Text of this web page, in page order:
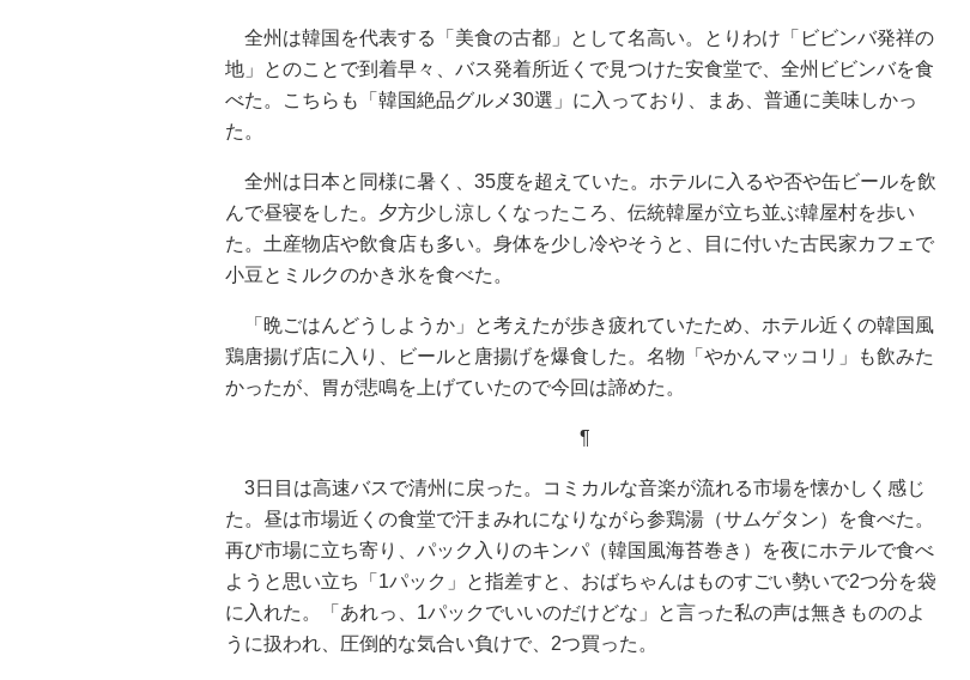
全州は韓国を代表する「美食の古都」として名高い。とりわけ「ビビンバ発祥の
地」とのことで到着早々、バス発着所近くで見つけた安食堂で、全州ビビンバを食
べた。こちらも「韓国絶品グルメ30選」に入っており、まあ、普通に美味しかっ
た。
全州は日本と同様に暑く、35度を超えていた。ホテルに入るや否や缶ビールを飲
んで昼寝をした。夕方少し涼しくなったころ、伝統韓屋が立ち並ぶ韓屋村を歩い
た。土産物店や飲食店も多い。身体を少し冷やそうと、目に付いた古民家カフェで
小豆とミルクのかき氷を食べた。
「晩ごはんどうしようか」と考えたが歩き疲れていたため、ホテル近くの韓国風
鶏唐揚げ店に入り、ビールと唐揚げを爆食した。名物「やかんマッコリ」も飲みた
かったが、胃が悲鳴を上げていたので今回は諦めた。
¶
3日目は高速バスで清州に戻った。コミカルな音楽が流れる市場を懐かしく感じ
た。昼は市場近くの食堂で汗まみれになりながら参鶏湯（サムゲタン）を食べた。
再び市場に立ち寄り、パック入りのキンパ（韓国風海苔巻き）を夜にホテルで食べ
ようと思い立ち「1パック」と指差すと、おばちゃんはものすごい勢いで2つ分を袋
に入れた。「あれっ、1パックでいいのだけどな」と言った私の声は無きもののよ
うに扱われ、圧倒的な気合い負けで、2つ買った。